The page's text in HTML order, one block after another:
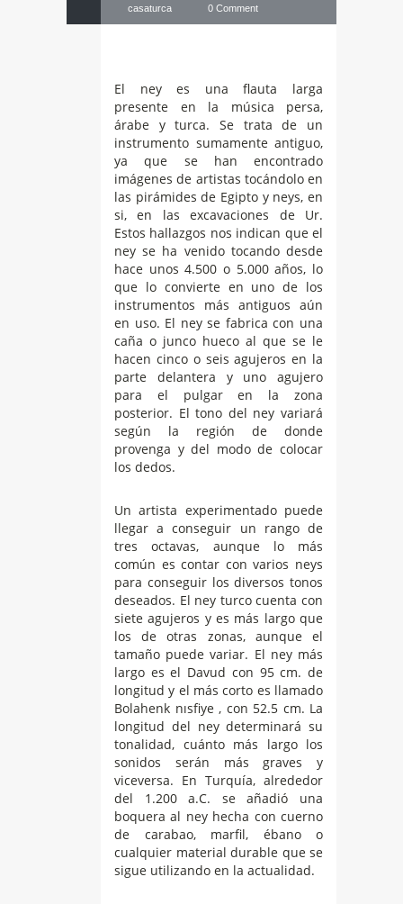
casaturca 0 Comment
El ney es una flauta larga
presente en la música persa,
árabe y turca. Se trata de un
instrumento sumamente antiguo,
ya que se han encontrado
imágenes de artistas tocándolo en
las pirámides de Egipto y neys, en
si, en las excavaciones de Ur.
Estos hallazgos nos indican que el
ney se ha venido tocando desde
hace unos 4.500 o 5.000 años, lo
que lo convierte en uno de los
instrumentos más antiguos aún
en uso. El ney se fabrica con una
caña o junco hueco al que se le
hacen cinco o seis agujeros en la
parte delantera y uno agujero
para el pulgar en la zona
posterior. El tono del ney variará
según la región de donde
provenga y del modo de colocar
los dedos.
Un artista experimentado puede
llegar a conseguir un rango de
tres octavas, aunque lo más
común es contar con varios neys
para conseguir los diversos tonos
deseados. El ney turco cuenta con
siete agujeros y es más largo que
los de otras zonas, aunque el
tamaño puede variar. El ney más
largo es el Davud con 95 cm. de
longitud y el más corto es llamado
Bolahenk nısfiye , con 52.5 cm. La
longitud del ney determinará su
tonalidad, cuánto más largo los
sonidos serán más graves y
viceversa. En Turquía, alrededor
del 1.200 a.C. se añadió una
boquera al ney hecha con cuerno
de carabao, marfil, ébano o
cualquier material durable que se
sigue utilizando en la actualidad.